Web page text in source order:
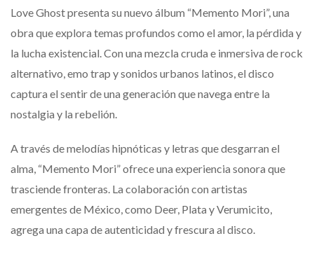
Love Ghost presenta su nuevo álbum “Memento Mori”, una
obra que explora temas profundos como el amor, la pérdida y
la lucha existencial. Con una mezcla cruda e inmersiva de rock
alternativo, emo trap y sonidos urbanos latinos, el disco
captura el sentir de una generación que navega entre la
nostalgia y la rebelión.
A través de melodías hipnóticas y letras que desgarran el
alma, “Memento Mori” ofrece una experiencia sonora que
trasciende fronteras. La colaboración con artistas
emergentes de México, como Deer, Plata y Verumicito,
agrega una capa de autenticidad y frescura al disco.